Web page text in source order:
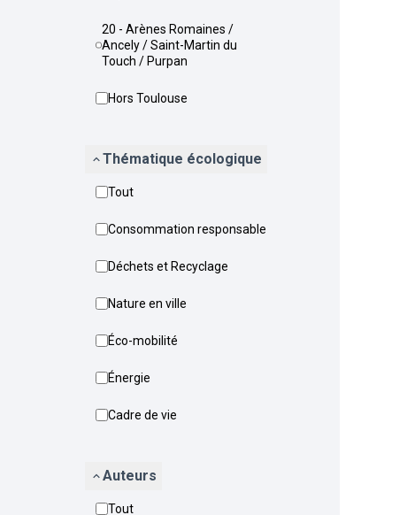
20 - Arènes Romaines /
Ancely / Saint-Martin du
Touch / Purpan
Hors Toulouse
Thématique écologique
Tout
Consommation responsable
Déchets et Recyclage
Nature en ville
Éco-mobilité
Énergie
Cadre de vie
Auteurs
Tout